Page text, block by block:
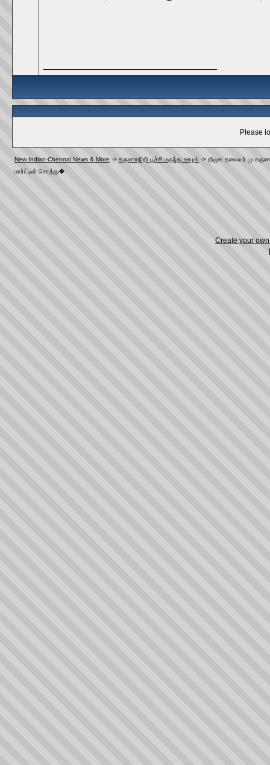
Please
New Indian-Chennai News & More -> கருணாநிதி பூச்சி மருந்து ஊழல் -> திமுக தலைவர்
மார்ட்டின் சொத்து�
Create your